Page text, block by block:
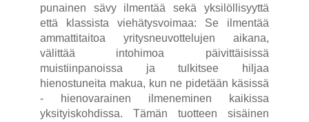
punainen sävy ilmentää sekä yksilöllisyyttä
että klassista viehätysvoimaa: Se ilmentää
ammattitaitoa yritysneuvottelujen aikana,
välittää intohimoa päivittäisissä
muistiinpanoissa ja tulkitsee hiljaa
hienostuneita makua, kun ne pidetään käsissä
- hienovarainen ilmeneminen kaikissa
yksityiskohdissa. Tämän tuotteen sisäinen